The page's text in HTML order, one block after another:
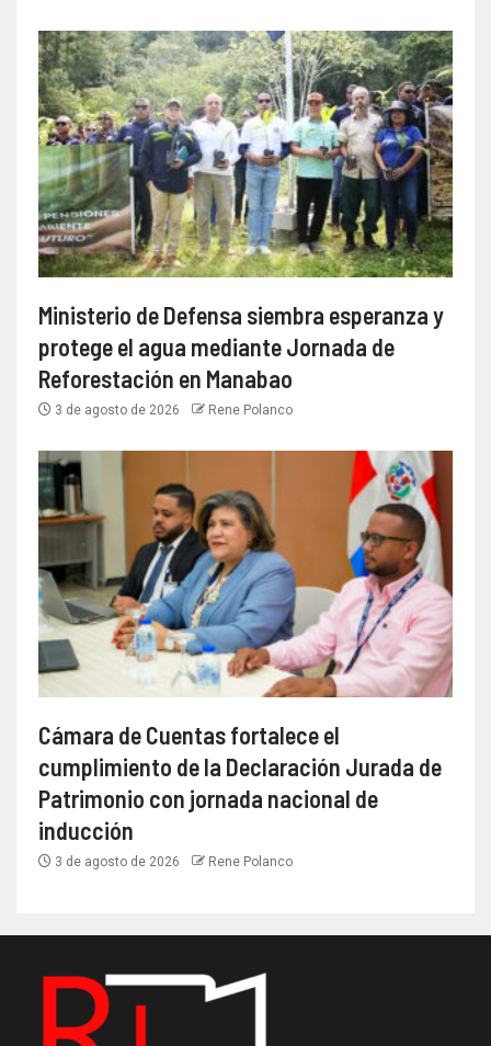
Ministerio de Defensa siembra esperanza y
protege el agua mediante Jornada de
Reforestación en Manabao
3 de agosto de 2026 Rene Polanco
Cámara de Cuentas fortalece el
cumplimiento de la Declaración Jurada de
Patrimonio con jornada nacional de
inducción
3 de agosto de 2026 Rene Polanco